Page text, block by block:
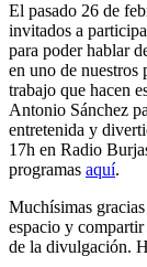
El pasado 26 de
invitados a
para poder hablar
en uno de nuestros
trabajo que hacen
Antonio Sánchez
entretenida y
17h en Radio
programas aquí.
Muchísimas
espacio y
de la divulgación.